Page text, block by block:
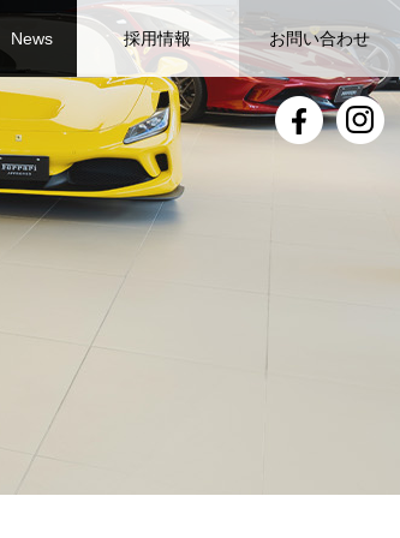
News 採用情報 お問い合わせ